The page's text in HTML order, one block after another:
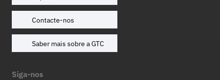
Contacte-nos
Saber mais sobre a GTC
Siga-nos